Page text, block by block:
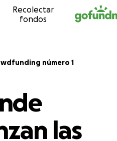
al contenido
Recolectar
fondos
número 1
las